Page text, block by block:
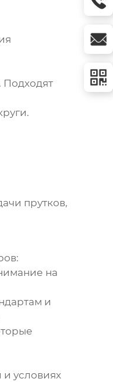
Подходят
прутков,
на
и
и условиях